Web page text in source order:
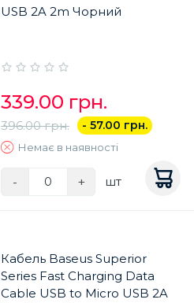
USB 2A 2m Чорний
339.00 грн.
396.00 грн. - 57.00 грн.
Немає в наявності
- + шт
Кабель Baseus Superior
Series Fast Charging Data
Cable USB to Micro USB 2A